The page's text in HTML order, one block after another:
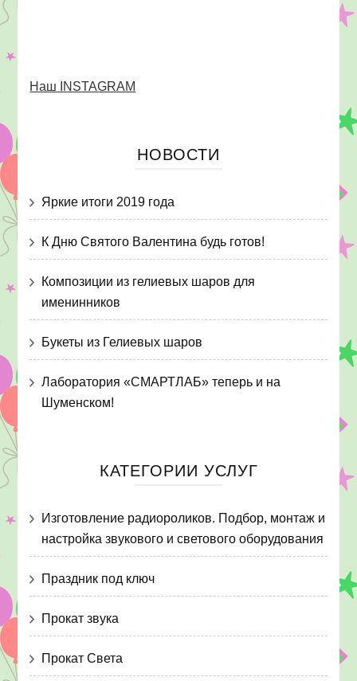
Наш INSTAGRAM
НОВОСТИ
Яркие итоги 2019 года
К Дню Святого Валентина будь готов!
Композиции из гелиевых шаров для
именинников
Букеты из Гелиевых шаров
Лаборатория «СМАРТЛАБ» теперь и на
Шуменском!
КАТЕГОРИИ УСЛУГ
Изготовление радиороликов. Подбор, монтаж и
настройка звукового и светового оборудования
Праздник под ключ
Прокат звука
Прокат Света